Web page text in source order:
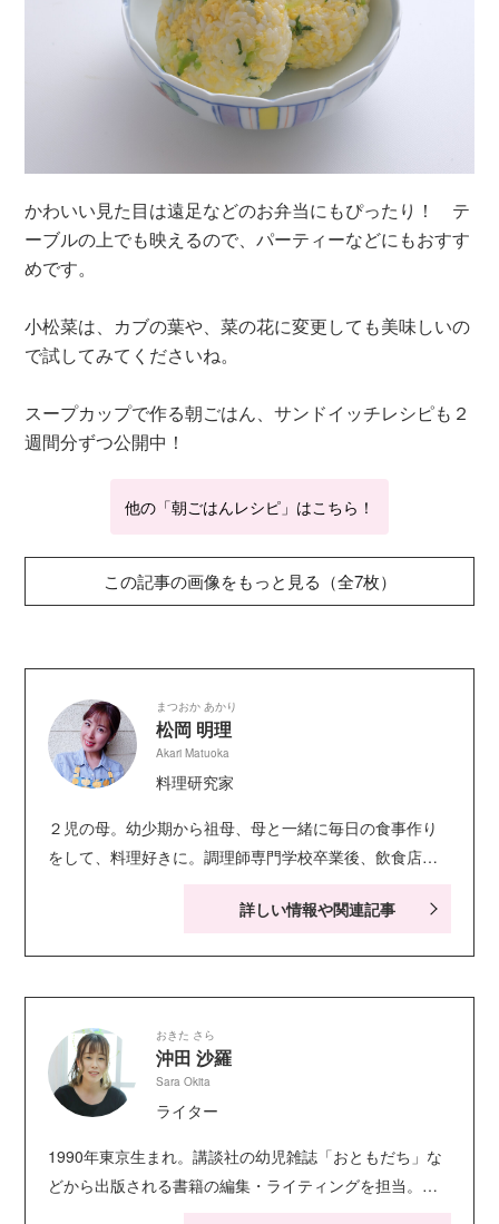
かわいい見た目は遠足などのお弁当にもぴったり！ テ
ーブルの上でも映えるので、パーティーなどにもおすす
めです。
小松菜は、カブの葉や、菜の花に変更しても美味しいの
で試してみてくださいね。
スープカップで作る朝ごはん、サンドイッチレシピも２
週間分ずつ公開中！
他の「朝ごはんレシピ」はこちら！
この記事の画像をもっと見る（全7枚）
まつおか あかり
松岡 明理
Akari Matuoka
料理研究家
２児の母。幼少期から祖母、母と一緒に毎日の食事作り
をして、料理好きに。調理師専門学校卒業後、飲食店で
シピを提供。 自宅では日々の食卓を明るく彩る料理教
詳しい情報や関連記事
おきた さら
沖田 沙羅
Sara Okita
ライター
1990年東京生まれ。講談社の幼児雑誌「おともだち」な
どから出版される書籍の編集・ライティングを担当。